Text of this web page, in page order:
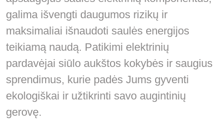
galima išvengti daugumos rizikų ir
maksimaliai išnaudoti saulės energijos
teikiamą naudą. Patikimi elektrinių
pardavėjai siūlo aukštos kokybės ir saugius
sprendimus, kurie padės Jums gyventi
ekologiškai ir užtikrinti savo augintinių
gerovę.